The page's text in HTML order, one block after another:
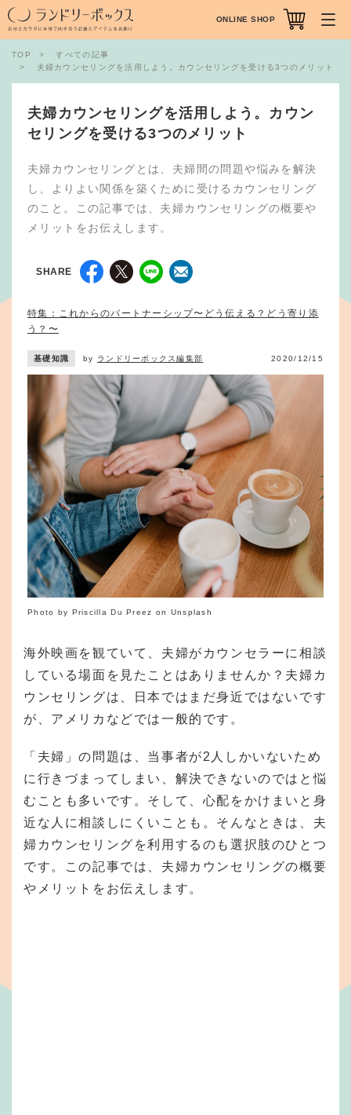
TOP
すべての記事
夫婦カウンセリングを活用しよう。カウンセリングを受ける3つのメリット
夫婦カウンセリングを活用しよう。カウン
セリングを受ける3つのメリット
夫婦カウンセリングとは、夫婦間の問題や悩みを解決
し、よりよい関係を築くために受けるカウンセリング
のこと。この記事では、夫婦カウンセリングの概要や
メリットをお伝えします。
SHARE
特集：これからのパートナーシップ〜どう伝える？どう寄り添
う？〜
基礎知識 by ランドリーボックス編集部 2020/12/15
Photo by Priscilla Du Preez on Unsplash
海外映画を観ていて、夫婦がカウンセラーに相談
している場面を見たことはありませんか？夫婦カ
ウンセリングは、日本ではまだ身近ではないです
が、アメリカなどでは一般的です。
「夫婦」の問題は、当事者が2人しかいないため
に行きづまってしまい、解決できないのではと悩
むことも多いです。そして、心配をかけまいと身
近な人に相談しにくいことも。そんなときは、夫
婦カウンセリングを利用するのも選択肢のひとつ
です。この記事では、夫婦カウンセリングの概要
やメリットをお伝えします。
ONLINE SHOP